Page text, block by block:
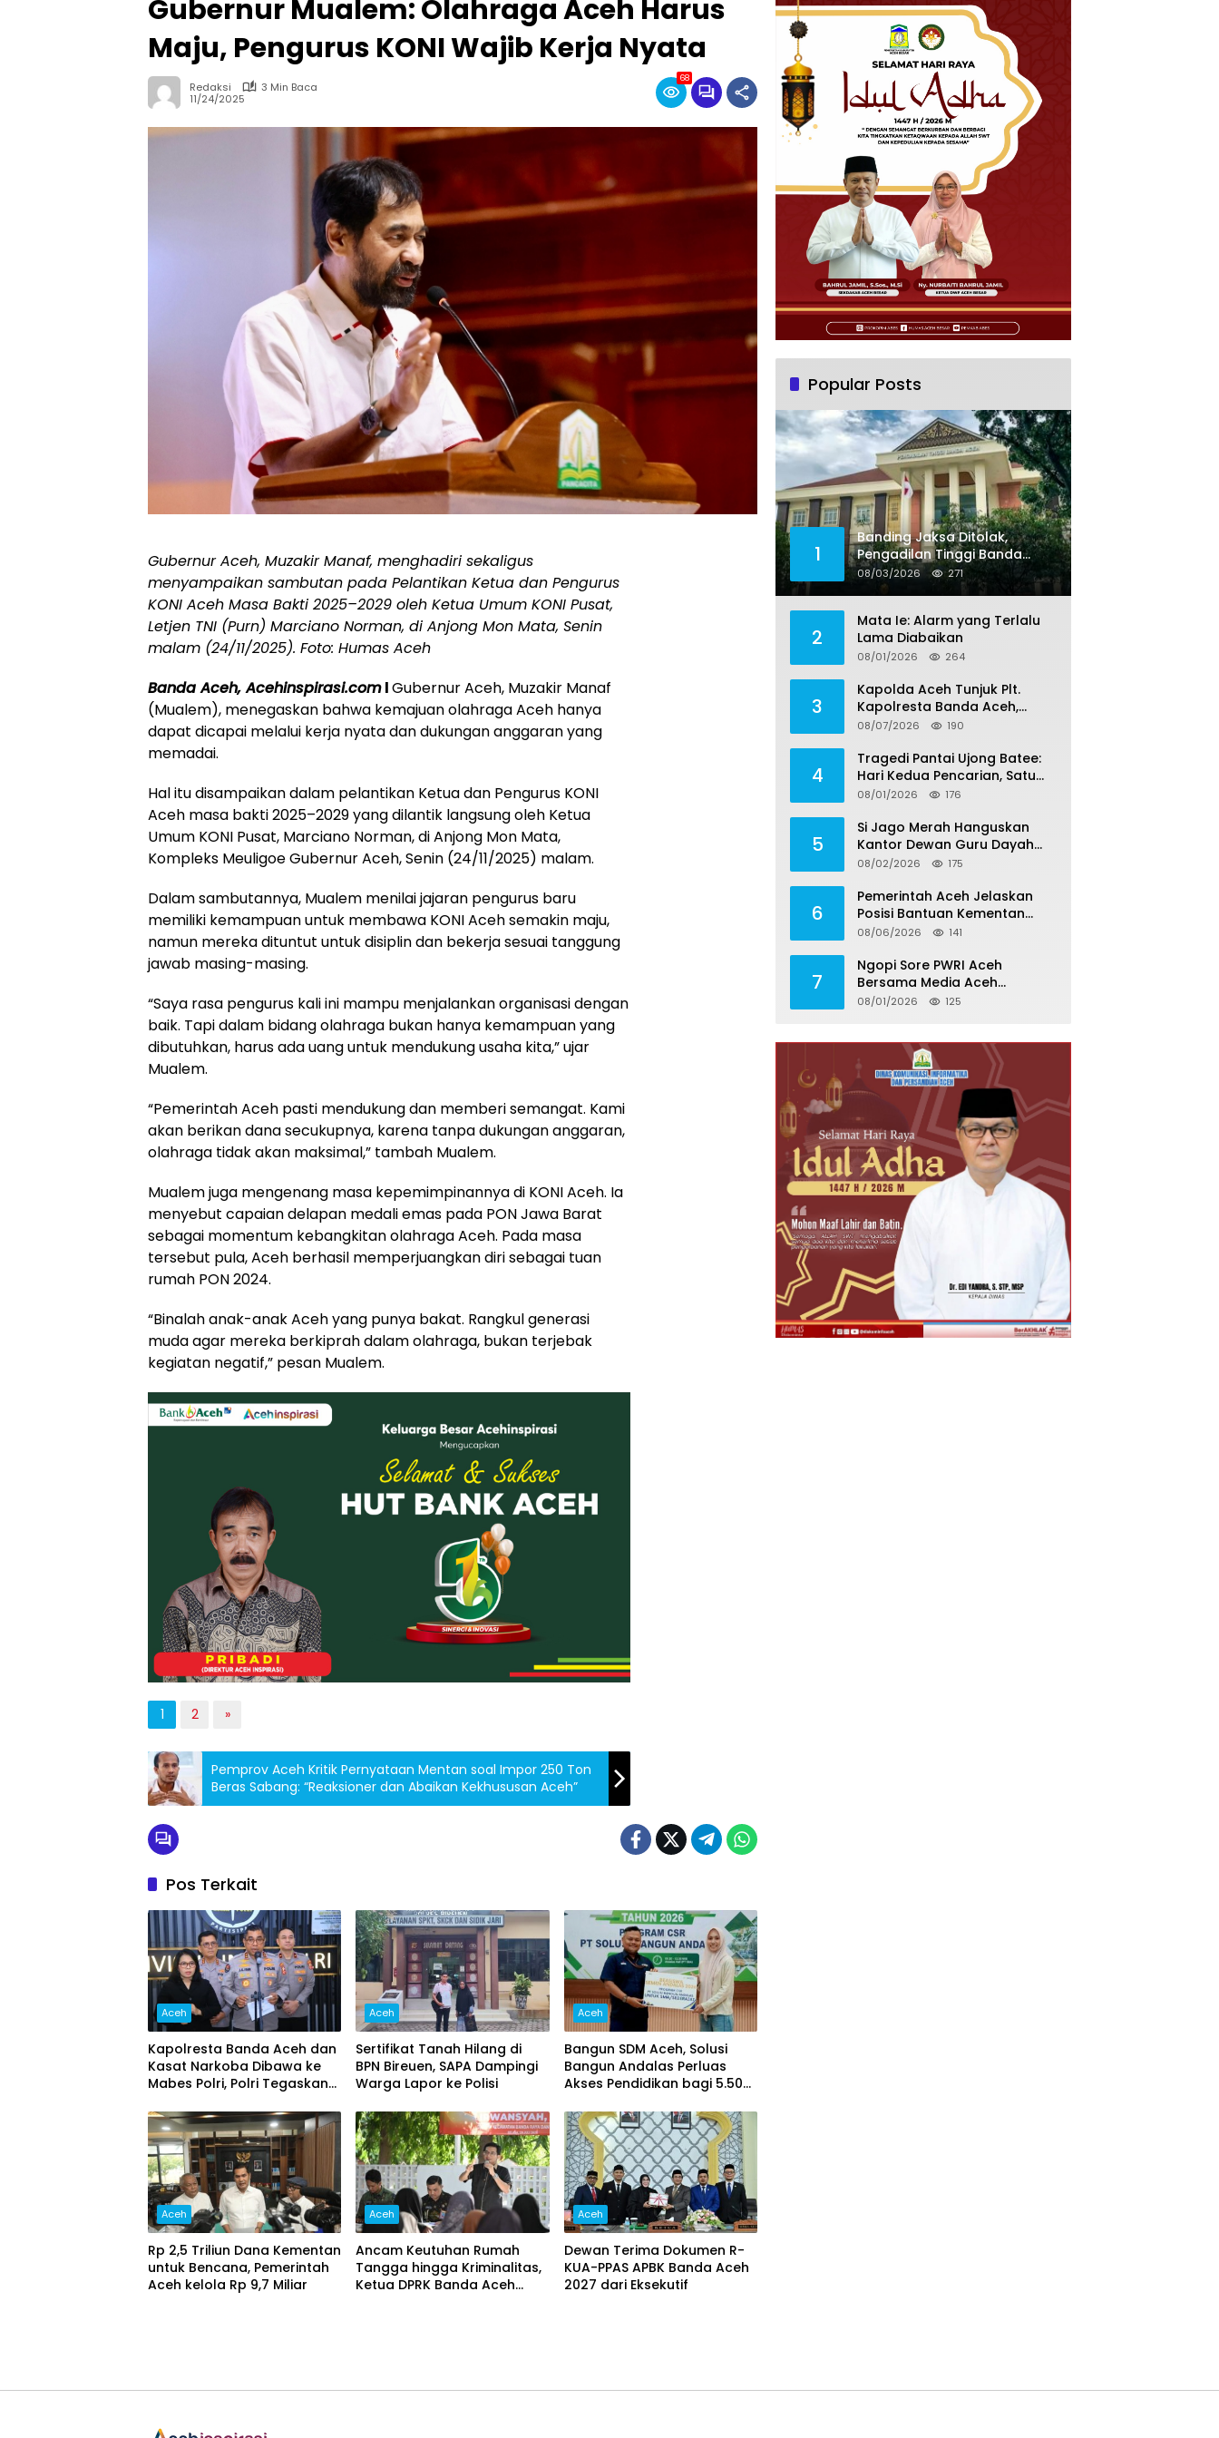
Gubernur Mualem: Olahraga Aceh Harus
Maju, Pengurus KONI Wajib Kerja Nyata
Redaksi
3 Min Baca
11/24/2025
68
Gubernur Aceh, Muzakir Manaf, menghadiri sekaligus
menyampaikan sambutan pada Pelantikan Ketua dan Pengurus
KONI Aceh Masa Bakti 2025–2029 oleh Ketua Umum KONI Pusat,
Letjen TNI (Purn) Marciano Norman, di Anjong Mon Mata, Senin
malam (24/11/2025). Foto: Humas Aceh
Banda Aceh, Acehinspirasi.comlGubernur Aceh, Muzakir Manaf
(Mualem), menegaskan bahwa kemajuan olahraga Aceh hanya
dapat dicapai melalui kerja nyata dan dukungan anggaran yang
memadai.
Hal itu disampaikan dalam pelantikan Ketua dan Pengurus KONI
Aceh masa bakti 2025–2029 yang dilantik langsung oleh Ketua
Umum KONI Pusat, Marciano Norman, di Anjong Mon Mata,
Kompleks Meuligoe Gubernur Aceh, Senin (24/11/2025) malam.
Dalam sambutannya, Mualem menilai jajaran pengurus baru
memiliki kemampuan untuk membawa KONI Aceh semakin maju,
namun mereka dituntut untuk disiplin dan bekerja sesuai tanggung
jawab masing-masing.
“Saya rasa pengurus kali ini mampu menjalankan organisasi dengan
baik. Tapi dalam bidang olahraga bukan hanya kemampuan yang
dibutuhkan, harus ada uang untuk mendukung usaha kita,” ujar
Mualem.
“Pemerintah Aceh pasti mendukung dan memberi semangat. Kami
akan berikan dana secukupnya, karena tanpa dukungan anggaran,
olahraga tidak akan maksimal,” tambah Mualem.
Mualem juga mengenang masa kepemimpinannya di KONI Aceh. Ia
menyebut capaian delapan medali emas pada PON Jawa Barat
sebagai momentum kebangkitan olahraga Aceh. Pada masa
tersebut pula, Aceh berhasil memperjuangkan diri sebagai tuan
rumah PON 2024.
“Binalah anak-anak Aceh yang punya bakat. Rangkul generasi
muda agar mereka berkiprah dalam olahraga, bukan terjebak
kegiatan negatif,” pesan Mualem.
1 2 »
Pemprov Aceh Kritik Pernyataan Mentan soal Impor 250 Ton
Beras Sabang: “Reaksioner dan Abaikan Kekhususan Aceh”
Pos Terkait
Aceh
Kapolresta Banda Aceh dan
Kasat Narkoba Dibawa ke
Mabes Polri, Polri Tegaskan
dan Transparan
Aceh
Sertifikat Tanah Hilang di
BPN Bireuen, SAPA Dampingi
Warga Lapor ke Polisi
Aceh
Bangun SDM Aceh, Solusi
Bangun Andalas Perluas
Akses Pendidikan bagi 5.500
Aceh
Rp 2,5 Triliun Dana Kementan
untuk Bencana, Pemerintah
Aceh kelola Rp 9,7 Miliar‎
Aceh
Ancam Keutuhan Rumah
Tangga hingga Kriminalitas,
Ketua DPRK Banda Aceh
Aceh
Dewan Terima Dokumen R-
KUA-PPAS APBK Banda Aceh
2027 dari Eksekutif
Popular Posts
1
Banding Jaksa Ditolak,
Pengadilan Tinggi Banda
Aceh Tegaskan Putusan
Bebas Dua Terdakwa Korupsi
08/03/2026 271
2
Mata Ie: Alarm yang Terlalu
Lama Diabaikan
08/01/2026 264
3
Kapolda Aceh Tunjuk Plt.
Kapolresta Banda Aceh,
Kapolresta Definitif Jalani
08/07/2026 190
4
Tragedi Pantai Ujong Batee:
Hari Kedua Pencarian, Satu
Remaja Ditemukan Meninggal,
08/01/2026 176
5
Si Jago Merah Hanguskan
Kantor Dewan Guru Dayah
Darul Halim di Aceh Besar
08/02/2026 175
6
Pemerintah Aceh Jelaskan
Posisi Bantuan Kementan
untuk Pemulihan Sawah dan
08/06/2026 141
7
Ngopi Sore PWRI Aceh
Bersama Media Aceh
Inspirasi, Perkuat Silaturahmi
08/01/2026 125